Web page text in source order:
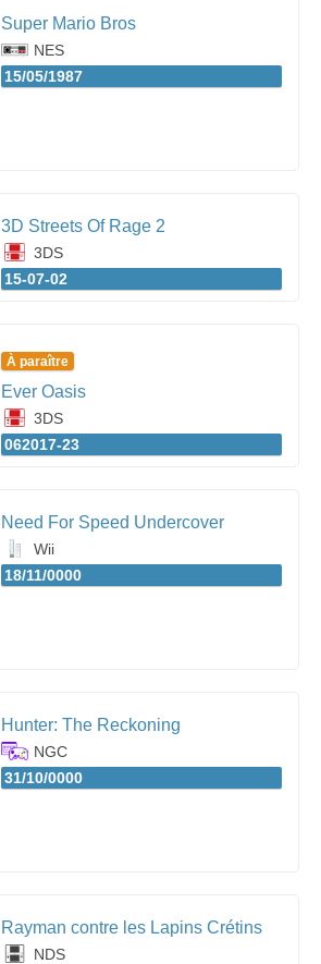
Super Mario Bros
NES
15/05/1987
3D Streets Of Rage 2
3DS
15-07-02
À paraître
Ever Oasis
3DS
062017-23
Need For Speed Undercover
Wii
18/11/0000
Hunter: The Reckoning
NGC
31/10/0000
Rayman contre les Lapins Crétins
NDS